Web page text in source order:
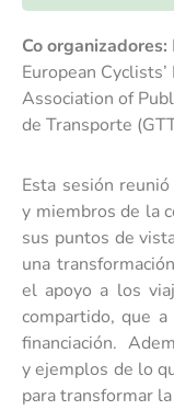
Co organizadores:
European
Association of
de Transporte
Esta sesión
y miembros de la
sus puntos de
una
el apoyo a los
compartido, que
financiación.
y ejemplos de lo
para transformar